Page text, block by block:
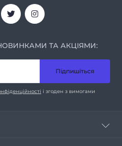
ТА АКЦІЯМИ:
Підпишіться
і згоден з вимогами